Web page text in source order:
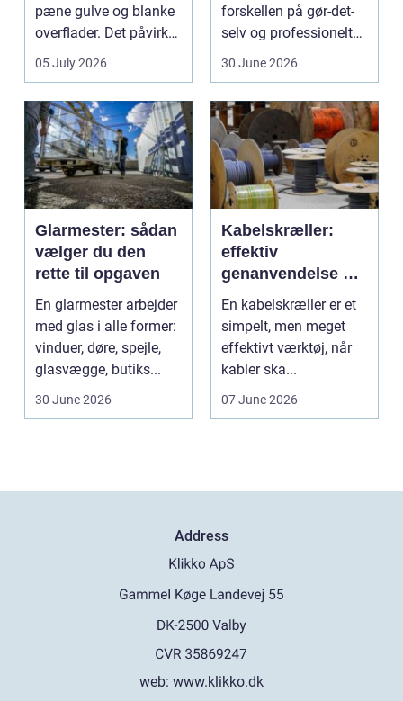
pæne gulve og blanke
overflader. Det påvirker
både arbejdsmi...
05 July 2026
forskellen på gør-det-
selv og professionelt
arbejde er of...
30 June 2026
Glarmester: sådan
vælger du den
rette til opgaven
En glarmester arbejder
med glas i alle former:
vinduer, døre, spejle,
glasvægge, butiks...
30 June 2026
Kabelskræller:
effektiv
genanvendelse og
bedre økonomi i
kabelhåndtering
En kabelskræller er et
simpelt, men meget
effektivt værktøj, når
kabler ska...
07 June 2026
Address
web: www.klikko.dk